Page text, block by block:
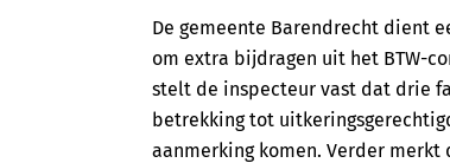
De gemeente Barendrecht dient
om extra bijdragen uit het BTW-
stelt de inspecteur vast dat drie
betrekking tot
aanmerking komen. Verder